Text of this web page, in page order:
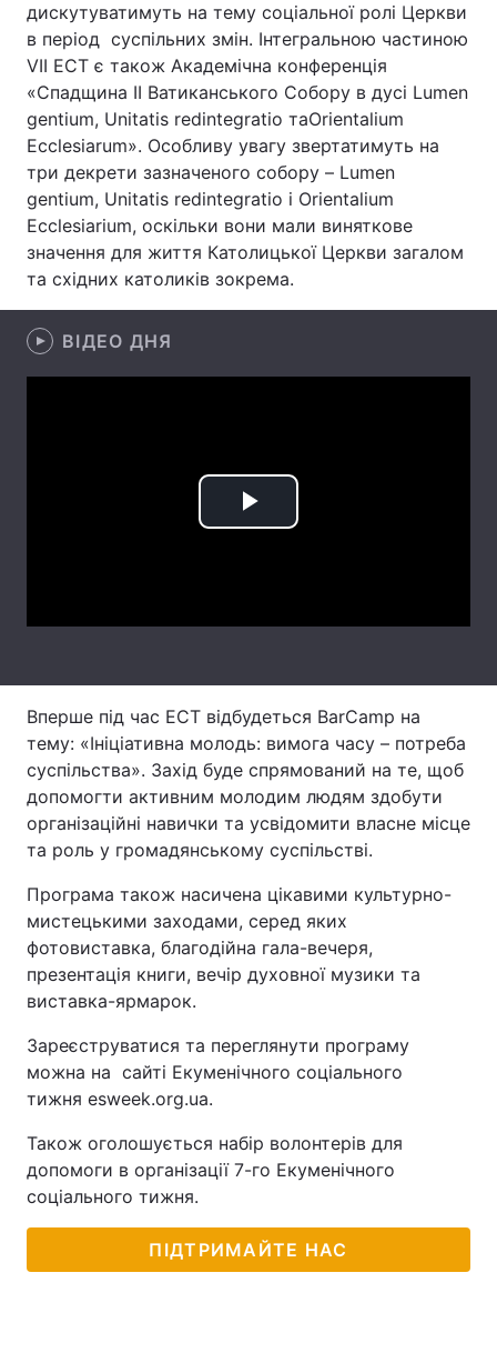
Україна Політика
Економіка Світ
Спорт Наука
Лайт
Зброя Інциденти
Здоров'я Туризм
Цікавинки Погода
Екологія
Статті
Думки
Тема оформлення
дискутуватимуть на тему соціальної ролі Церкви
в період суспільних змін. Інтегральною частиною
VII ЕСТ є також Академічна конференція
«Спадщина ІІ Ватиканського Собору в дусі Lumen
gentium, Unitatis redintegratio таOrientalium
Ecclesiarum». Особливу увагу звертатимуть на
три декрети зазначеного собору – Lumen
gentium, Unitatis redintegratio і Orientalium
Ecclesiarium, оскільки вони мали виняткове
значення для життя Католицької Церкви загалом
та східних католиків зокрема.
ВІДЕО ДНЯ
Play
Вперше під час ЕСТ відбудеться BarCamp на
тему: «Ініціативна молодь: вимога часу – потреба
суспільства». Захід буде спрямований на те, щоб
допомогти активним молодим людям здобути
організаційні навички та усвідомити власне місце
та роль у громадянському суспільстві.
Програма також насичена цікавими культурно-
мистецькими заходами, серед яких
фотовиставка, благодійна гала-вечеря,
презентація книги, вечір духовної музики та
виставка-ярмарок.
Зареєструватися та переглянути програму
можна на сайті Екуменічного соціального
тижня esweek.org.ua.
Також оголошується набір волонтерів для
допомоги в організації 7-го Екуменічного
соціального тижня.
ПІДТРИМАЙТЕ НАС